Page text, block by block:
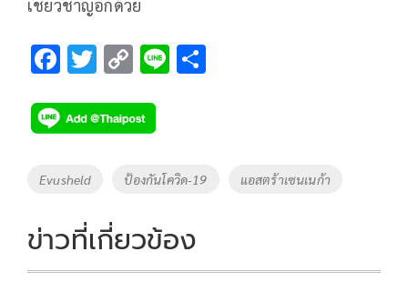
เชี่ยวชาญอีกด้วย
F
e
b
o
k
T
tt
er
C
p
y
Li
k
Li
Tags
Evusheld ป้องกันโควิด-19 แอสตร้าเซนเนก้า
ข่าวที่เกี่ยวข้อง